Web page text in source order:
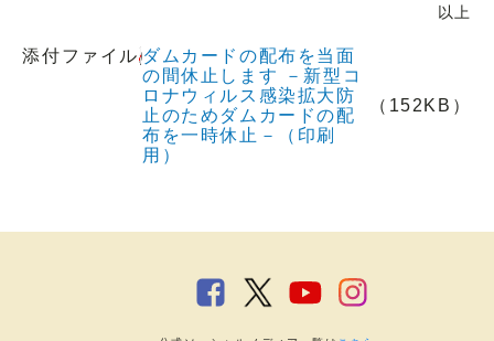
以上
添付ファイル ダムカードの配布を当面
の間休止します －新型コ
ロナウィルス感染拡大防
止のためダムカードの配
布を一時休止－（印刷
用）
（152KB）